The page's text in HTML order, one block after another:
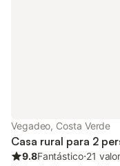
Vegadeo, Costa Verde
Casa rural para 2
9.8Fantástico⋅21